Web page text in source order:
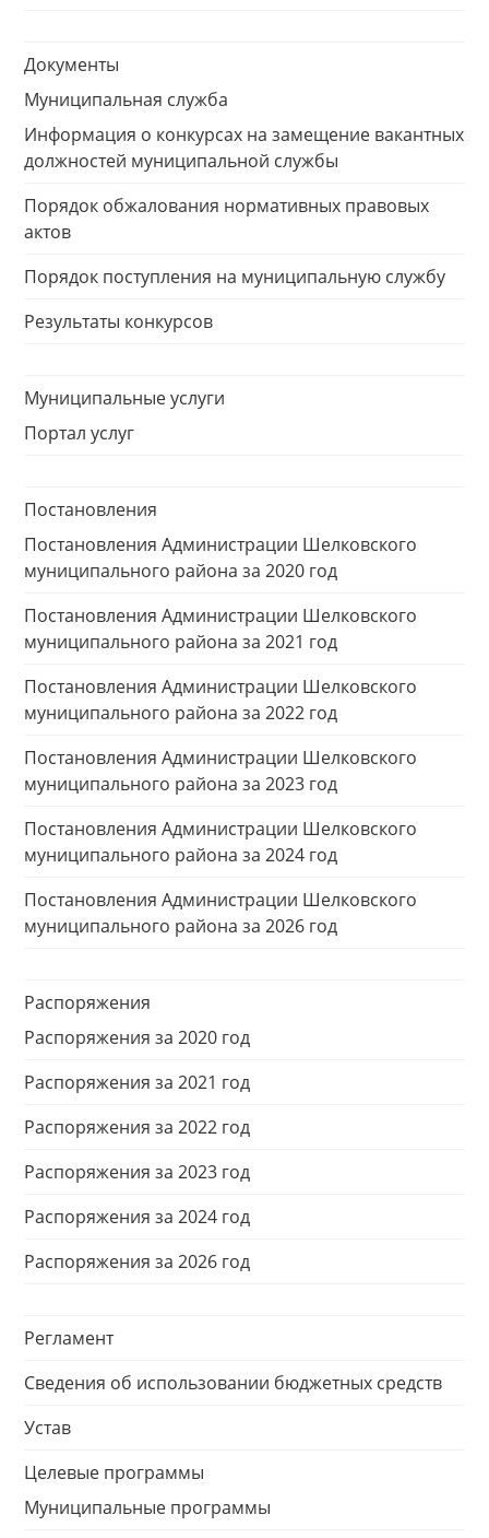
Документы
Муниципальная служба
Информация о конкурсах на замещение вакантных
должностей муниципальной службы
Порядок обжалования нормативных правовых
актов
Порядок поступления на муниципальную службу
Результаты конкурсов
Муниципальные услуги
Портал услуг
Постановления
Постановления Администрации Шелковского
муниципального района за 2020 год
Постановления Администрации Шелковского
муниципального района за 2021 год
Постановления Администрации Шелковского
муниципального района за 2022 год
Постановления Администрации Шелковского
муниципального района за 2023 год
Постановления Администрации Шелковского
муниципального района за 2024 год
Постановления Администрации Шелковского
муниципального района за 2026 год
Распоряжения
Распоряжения за 2020 год
Распоряжения за 2021 год
Распоряжения за 2022 год
Распоряжения за 2023 год
Распоряжения за 2024 год
Распоряжения за 2026 год
Регламент
Сведения об использовании бюджетных средств
Устав
Целевые программы
Муниципальные программы